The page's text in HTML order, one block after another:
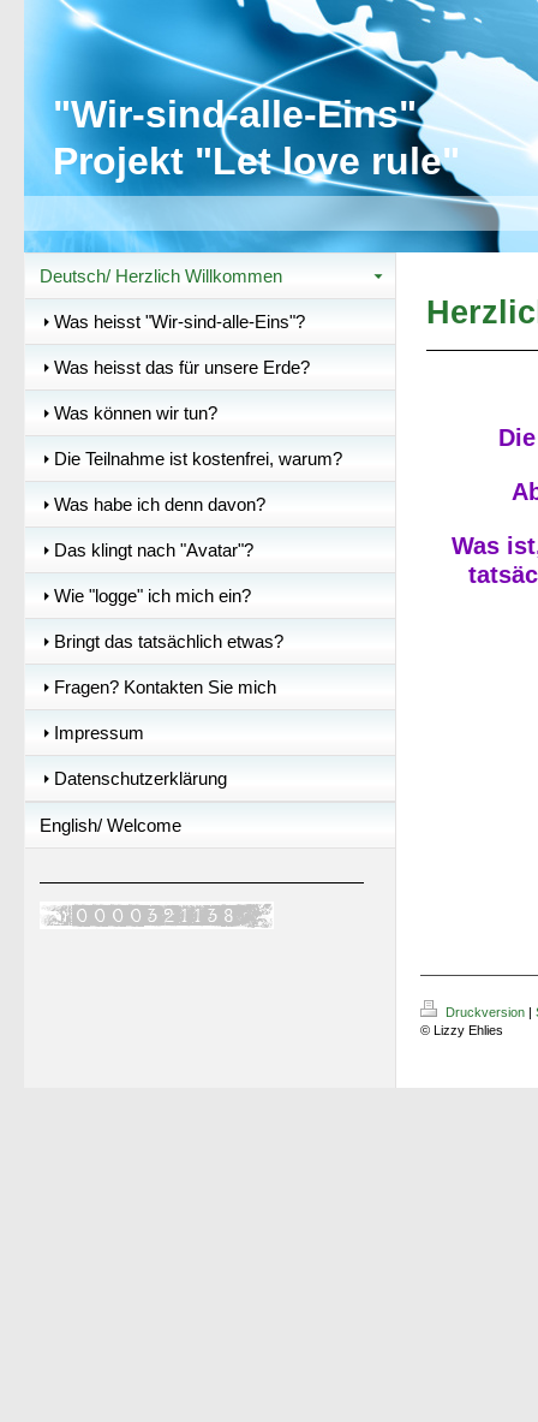
"Wir-sind-alle-Eins"
Projekt "Let love rule"
Deutsch/ Herzlich Willkommen
Was heisst "Wir-sind-alle-Eins"?
Was heisst das für unsere Erde?
Was können wir tun?
Die Teilnahme ist kostenfrei, warum?
Was habe ich denn davon?
Das klingt nach "Avatar"?
Wie "logge" ich mich ein?
Bringt das tatsächlich etwas?
Fragen? Kontakten Sie mich
Impressum
Datenschutzerklärung
English/ Welcome
Was
Druckversion |
© Lizzy Ehlies